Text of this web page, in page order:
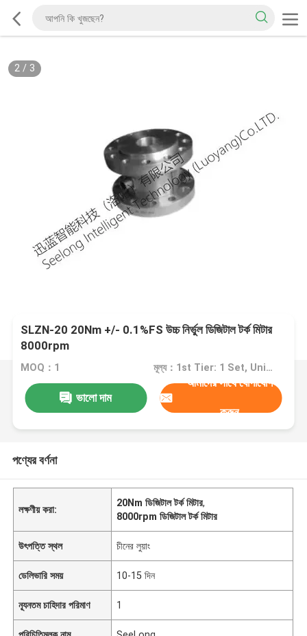
2/ 3
SLZN-20 20Nm +/- 0.1%FS উচ্চ নির্ভুল ডিজিটাল টর্ক মিটার
8000rpm
MOQ：1 মূল্য：1st Tier: 1 Set, Unit Price USD 3.00 2nd Tier: 2-5 Sets, Unit Price USD 2.00 3rd Tier: Over 5 Sets, Unit Price USD 1.00
ভালো দাম
আমাদের সাথে যোগাযোগ
করুন
পণ্যের বর্ণনা
লক্ষণীয় করা:
20Nm ডিজিটাল টর্ক মিটার,
8000rpm ডিজিটাল টর্ক মিটার
উৎপত্তি স্থল চীনের লুয়াং
ডেলিভারি সময় 10-15 দিন
ন্যূনতম চাহিদার পরিমাণ 1